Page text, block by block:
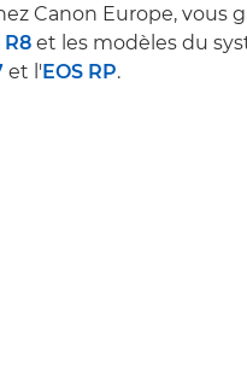
Canon Europe, vous
R8 et les modèles du
et l' EOS RP.